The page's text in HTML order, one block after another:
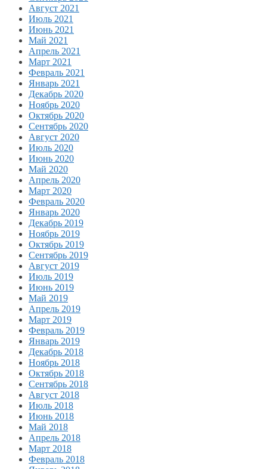
Август 2021
Июль 2021
Июнь 2021
Май 2021
Апрель 2021
Март 2021
Февраль 2021
Январь 2021
Декабрь 2020
Ноябрь 2020
Октябрь 2020
Сентябрь 2020
Август 2020
Июль 2020
Июнь 2020
Май 2020
Апрель 2020
Март 2020
Февраль 2020
Январь 2020
Декабрь 2019
Ноябрь 2019
Октябрь 2019
Сентябрь 2019
Август 2019
Июль 2019
Июнь 2019
Май 2019
Апрель 2019
Март 2019
Февраль 2019
Январь 2019
Декабрь 2018
Ноябрь 2018
Октябрь 2018
Сентябрь 2018
Август 2018
Июль 2018
Июнь 2018
Май 2018
Апрель 2018
Март 2018
Февраль 2018